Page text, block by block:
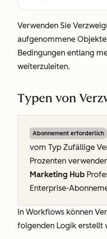
Verwenden Sie
aufgenommene
Bedingungen entlang
weiterzuleiten.
Typen von
Abonnement erforderlich
vom Typ Zufällige
Prozenten
Marketing Hub
Enterprise-
In Workflows können
folgenden Logik erstellt